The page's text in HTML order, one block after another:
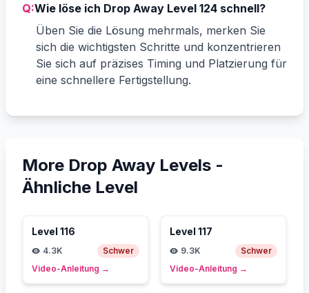
Q:Wie löse ich Drop Away Level 124 schnell?
Üben Sie die Lösung mehrmals, merken Sie
sich die wichtigsten Schritte und konzentrieren
Sie sich auf präzises Timing und Platzierung für
eine schnellere Fertigstellung.
More Drop Away Levels -
Ähnliche Level
Level 116
4.3K
Schwer
Video-Anleitung →
Level 117
9.3K
Schwer
Video-Anleitung →